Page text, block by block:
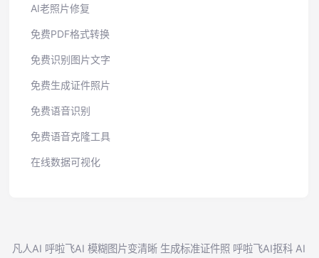
AI老照片修复
免费PDF格式转换
免费识别图片文字
免费生成证件照片
免费语音识别
免费语音克隆工具
在线数据可视化
凡人AI 呼啦飞AI 模糊图片变清晰 生成标准证件照 呼啦飞AI抠科 AI